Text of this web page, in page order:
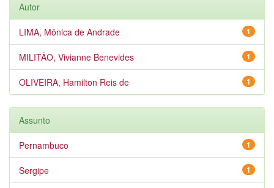
Autor
1
LIMA, Mônica de Andrade
1
MILITÃO, Vivianne Benevides
1
OLIVEIRA, Hamilton Reis de
Assunto
1
Pernambuco
1
Sergipe